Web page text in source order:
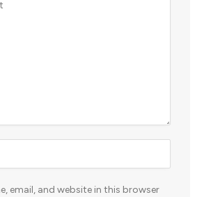
email, and website in this browser